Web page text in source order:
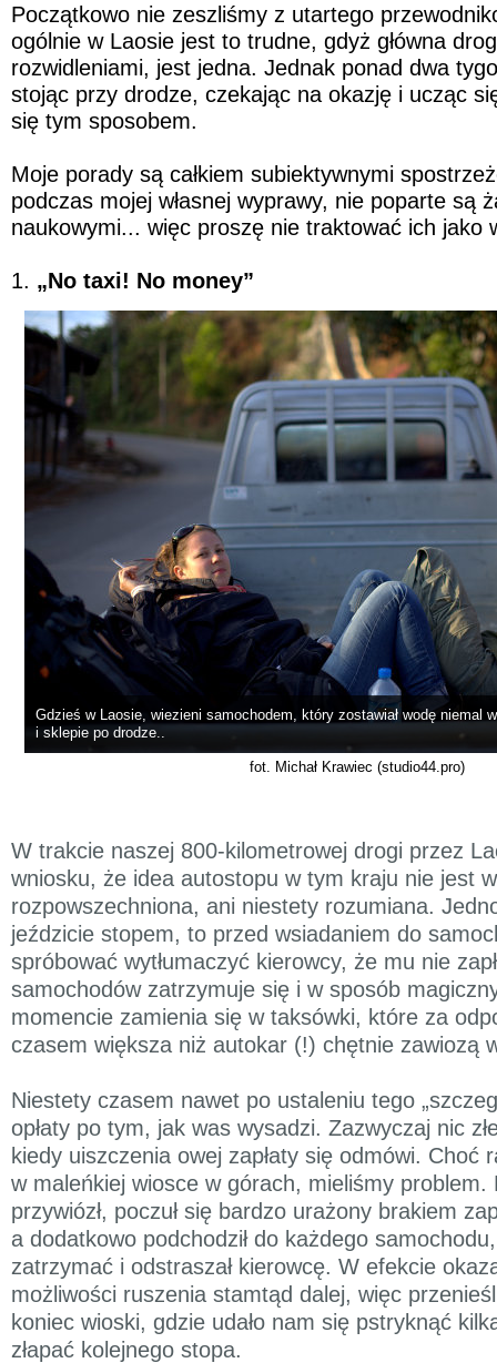
Początkowo nie zeszliśmy z utartego
ogólnie w Laosie jest to trudne, gdyż główna
rozwidleniami, jest jedna. Jednak ponad dwa
stojąc przy drodze, czekając na okazję i ucząc
się tym sposobem.
Moje porady są całkiem subiektywnymi
podczas mojej własnej wyprawy, nie poparte są
naukowymi... więc proszę nie traktować ich jako
1. „No taxi! No money”
Gdzieś w Laosie, wiezieni samochodem, który zostawiał wodę niemal
i sklepie po drodze..
fot. Michał Krawiec (studio44.pro)
W trakcie naszej 800-kilometrowej drogi przez
wniosku, że idea autostopu w tym kraju nie jest
rozpowszechniona, ani niestety rozumiana.
jeździcie stopem, to przed wsiadaniem do
spróbować wytłumaczyć kierowcy, że mu nie
samochodów zatrzymuje się i w sposób
momencie zamienia się w taksówki, które za
czasem większa niż autokar (!) chętnie zawiozą
Niestety czasem nawet po ustaleniu tego
opłaty po tym, jak was wysadzi. Zazwyczaj nic
kiedy uiszczenia owej zapłaty się odmówi. Choć
w maleńkiej wiosce w górach, mieliśmy problem.
przywiózł, poczuł się bardzo urażony brakiem
a dodatkowo podchodził do każdego
zatrzymać i odstraszał kierowcę. W efekcie
możliwości ruszenia stamtąd dalej, więc
koniec wioski, gdzie udało nam się pstryknąć
złapać kolejnego stopa.